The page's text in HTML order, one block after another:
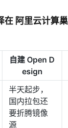
在 阿里云计算巢
自建 Open D
esign
半天起步，
国内拉包还
要折腾镜像
源